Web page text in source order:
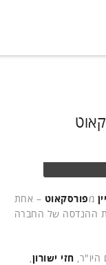
מפורסקאוט – אחת
ההנדסה של החברה
חזי ישורון,